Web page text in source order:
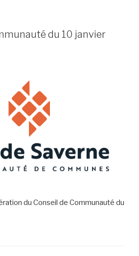
du 10 janvier
du Conseil de Communauté du